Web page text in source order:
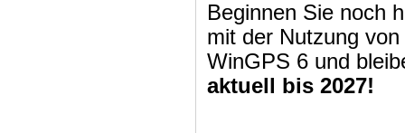
Beginnen Sie noch
mit der Nutzung von
WinGPS 6 und
aktuell bis 2027!